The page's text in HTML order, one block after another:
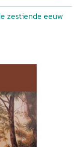
zestiende eeuw